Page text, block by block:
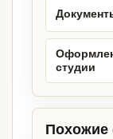
студии
Похожие